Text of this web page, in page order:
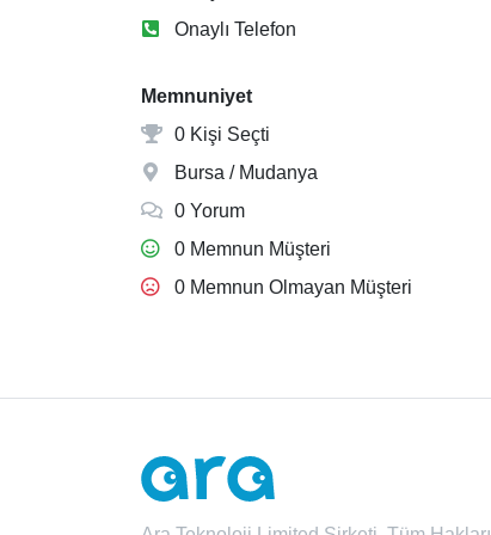
Onaylı Telefon
Memnuniyet
0 Kişi Seçti
Bursa / Mudanya
0 Yorum
0 Memnun Müşteri
0 Memnun Olmayan Müşteri